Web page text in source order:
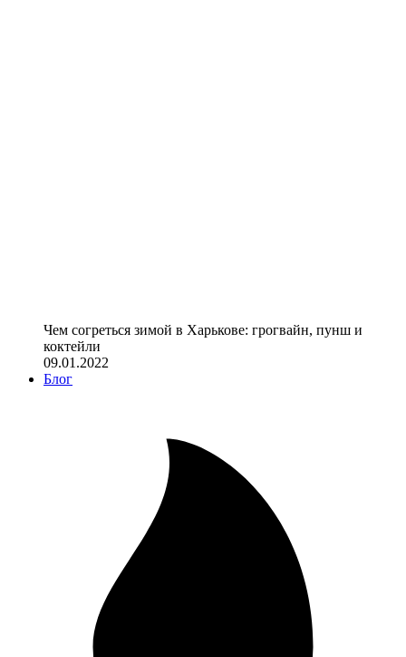
Чем согреться зимой в Харькове: грогвайн, пунш и
коктейли
09.01.2022
Блог